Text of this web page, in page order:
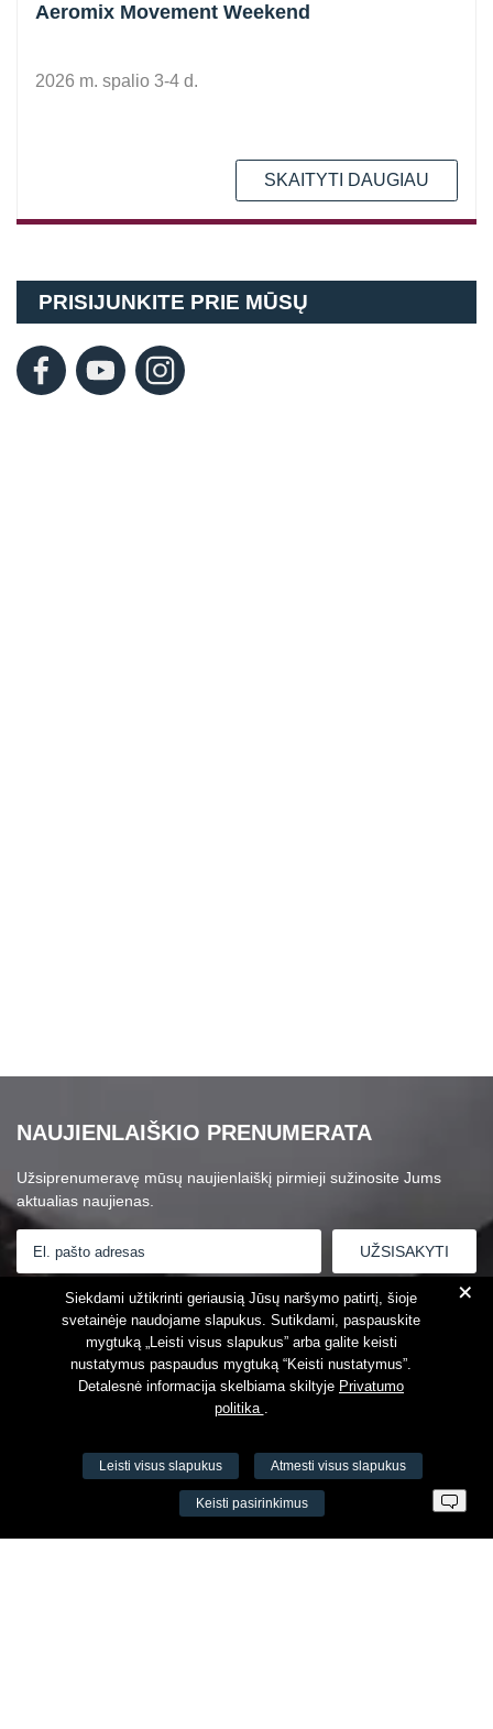
Aeromix Movement Weekend
2026 m. spalio 3-4 d.
SKAITYTI DAUGIAU
PRISIJUNKITE PRIE MŪSŲ
NAUJIENLAIŠKIO PRENUMERATA
Užsiprenumeravę mūsų naujienlaiškį pirmieji sužinosite Jums
aktualias naujienas.
Susipažinau suPrivatumo politika
VŠĮ Fitneso mokymo centras AEROMIX
+
Siekdami užtikrinti geriausią Jūsų naršymo patirtį, šioje
svetainėje naudojame slapukus. Sutikdami, paspauskite
mygtuką „Leisti visus slapukus” arba galite keisti
nustatymus paspaudus mygtuką “Keisti nustatymus”.
Detalesnė informacija skelbiama skiltyje Privatumo
politika .
Leisti visus slapukus Atmesti visus slapukus
Keisti pasirinkimus